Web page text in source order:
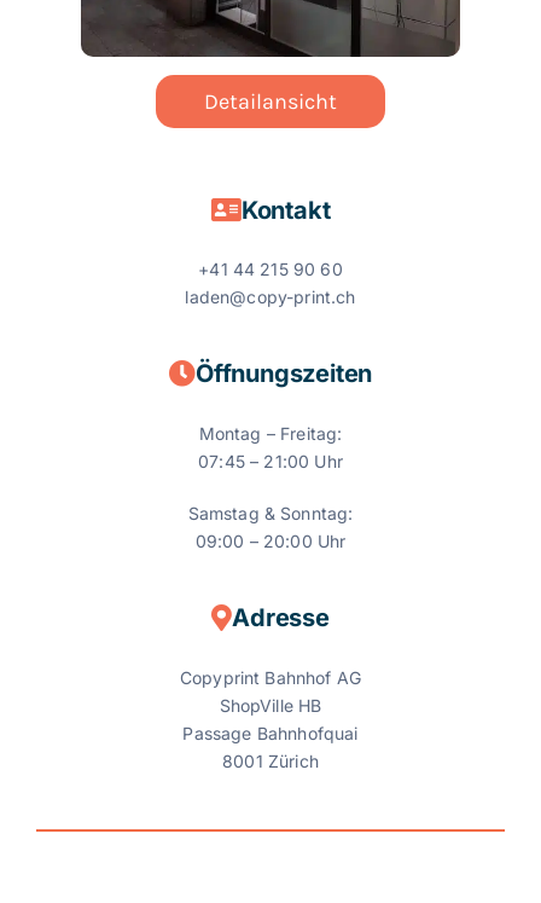
Detailansicht
Kontakt
+41 44 215 90 60
laden@copy-print.ch
Öffnungszeiten
Montag – Freitag:
07:45 – 21:00 Uhr
Samstag & Sonntag:
09:00 – 20:00 Uhr
Adresse
Copyprint Bahnhof AG
ShopVille HB
Passage Bahnhofquai
8001 Zürich